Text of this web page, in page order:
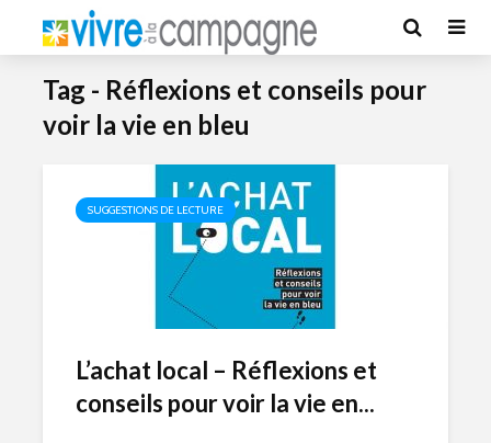
Tag - Réflexions et conseils pour
voir la vie en bleu
SUGGESTIONS DE LECTURE
L’achat local – Réflexions et
conseils pour voir la vie en...